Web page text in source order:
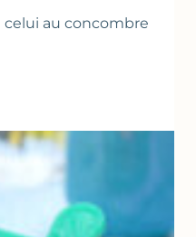
au concombre